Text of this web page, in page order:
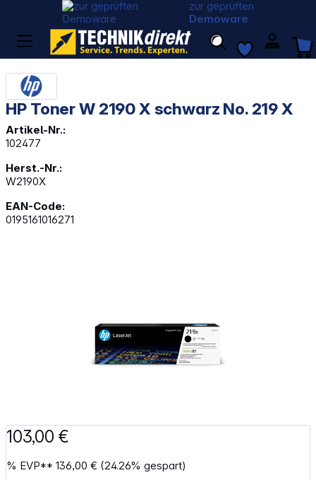
zur geprüften
Demoware
HP Toner W 2190 X schwarz No. 219 X
Artikel-Nr.:
102477
Herst.-Nr.:
W2190X
EAN-Code:
0195161016271
103,00 €
% EVP**136,00 € (24.26% gespart)